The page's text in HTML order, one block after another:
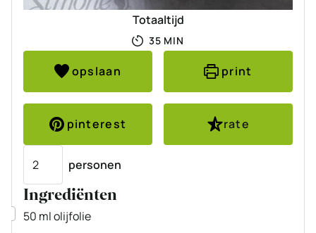
Totaaltijd
35MINUTEN
MIN
opslaan print
pinterest
rate
personen
Ingrediënten
▢
50 mlolijfolie